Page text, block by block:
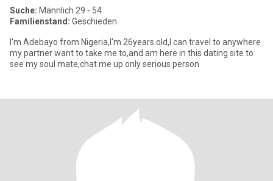
Suche: Männlich 29 - 54
Familienstand: Geschieden
I'm Adebayo from Nigeria,I'm 26years old,I can travel to anywhere
my partner want to take me to,and am here in this dating site to
see my soul mate,chat me up only serious person